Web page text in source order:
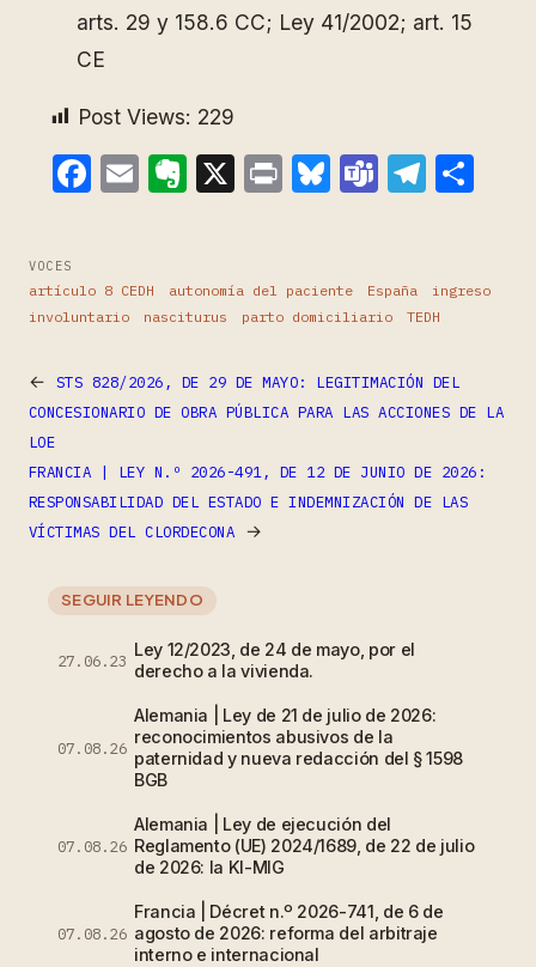
arts. 29 y 158.6 CC; Ley 41/2002; art. 15
CE
Post Views: 229
Facebook
EmailEvernote
X PrintBluesky
Teams
VOCES
artículo 8 CEDH autonomía del paciente España
ingreso
involuntario
nasciturus parto domiciliario TEDH
←
STS 828/2026, DE 29 DE MAYO: LEGITIMACIÓN DEL
CONCESIONARIO DE OBRA PÚBLICA PARA LAS ACCIONES DE LA
LOE
FRANCIA | LEY N.º 2026-491, DE 12 DE JUNIO DE 2026:
RESPONSABILIDAD DEL ESTADO E INDEMNIZACIÓN DE LAS
VÍCTIMAS DEL CLORDECONA
→
SEGUIR LEYENDO
27.06.23
Ley 12/2023, de 24 de mayo, por el
derecho a la vivienda.
07.08.26
Alemania | Ley de 21 de julio de 2026:
reconocimientos abusivos de la
paternidad y nueva redacción del § 1598
BGB
07.08.26
Alemania | Ley de ejecución del
Reglamento (UE) 2024/1689, de 22 de julio
de 2026: la KI-MIG
07.08.26
Francia | Décret n.º 2026-741, de 6 de
agosto de 2026: reforma del arbitraje
interno e internacional